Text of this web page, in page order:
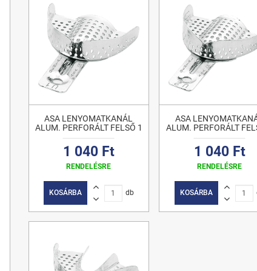
ASA LENYOMATKANÁL
ALUM. PERFORÁLT FELSŐ 1
1 040 Ft
RENDELÉSRE
KOSÁRBA db
ASA
ALUM. PERFORÁLT
1 040 Ft
RENDELÉSRE
KOSÁRBA